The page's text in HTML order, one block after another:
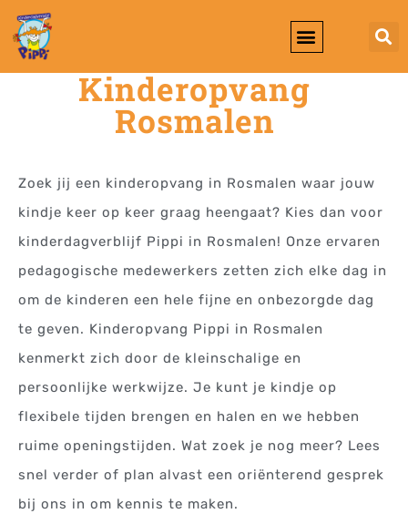
Kinderopvang
Rosmalen
Zoek jij een kinderopvang in Rosmalen waar jouw
kindje keer op keer graag heengaat? Kies dan voor
kinderdagverblijf Pippi in Rosmalen! Onze ervaren
pedagogische medewerkers zetten zich elke dag in
om de kinderen een hele fijne en onbezorgde dag
te geven. Kinderopvang Pippi in Rosmalen
kenmerkt zich door de kleinschalige en
persoonlijke werkwijze. Je kunt je kindje op
flexibele tijden brengen en halen en we hebben
ruime openingstijden. Wat zoek je nog meer? Lees
snel verder of plan alvast een oriënterend gesprek
bij ons in om kennis te maken.